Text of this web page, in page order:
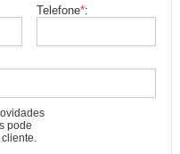
Telefone*:
pode